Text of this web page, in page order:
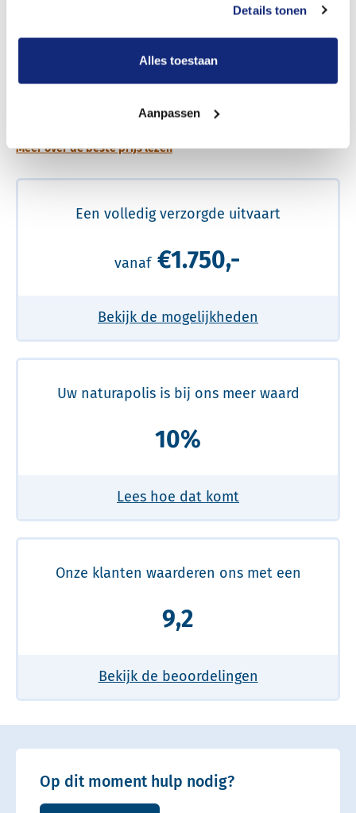
Details tonen
Alles toestaan
Aanpassen
Meer over de beste prijs lezen
Een volledig verzorgde uitvaart
vanaf €1.750,-
Bekijk de mogelijkheden
Uw naturapolis is bij ons meer waard
10%
Lees hoe dat komt
Onze klanten waarderen ons met een
9,2
Bekijk de beoordelingen
Op dit moment hulp nodig?